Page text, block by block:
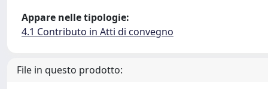
Appare nelle tipologie:
4.1 Contributo in Atti di convegno
File in questo prodotto: